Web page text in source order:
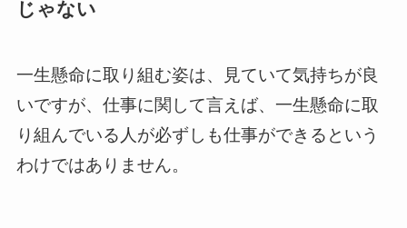
じゃない
一生懸命に取り組む姿は、見ていて気持ちが良
いですが、仕事に関して言えば、一生懸命に取
り組んでいる人が必ずしも仕事ができるという
わけではありません。